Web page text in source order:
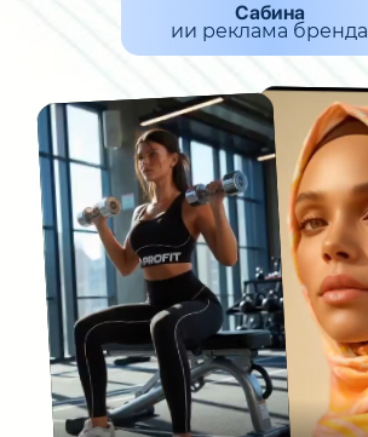
ии реклама бренда
Сабина